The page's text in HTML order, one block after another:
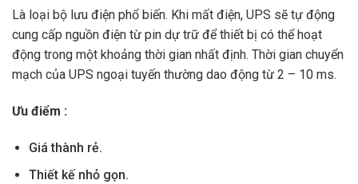
Là loại bộ lưu điện phổ biến. Khi mất điện, UPS sẽ tự động
cung cấp nguồn điện từ pin dự trữ để thiết bị có thể hoạt
động trong một khoảng thời gian nhất định. Thời gian chuyển
mạch của UPS ngoại tuyến thường dao động từ 2 – 10 ms.
Ưu điểm :
Giá thành rẻ.
Thiết kế nhỏ gọn.